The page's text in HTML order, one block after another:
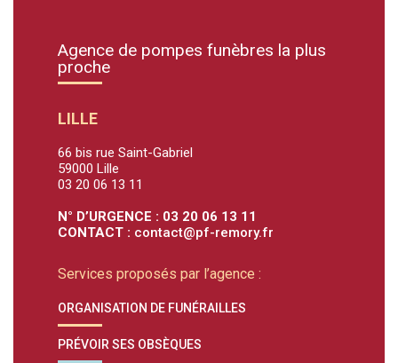
Agence de pompes funèbres la plus
proche
LILLE
66 bis rue Saint-Gabriel
59000 Lille
03 20 06 13 11
N° D’URGENCE : 03 20 06 13 11
CONTACT : contact@pf-remory.fr
Services proposés par l’agence :
ORGANISATION DE FUNÉRAILLES
PRÉVOIR SES OBSÈQUES